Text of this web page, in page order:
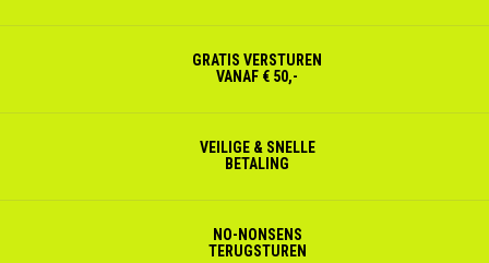
GRATIS VERSTUREN
VANAF € 50,-
VEILIGE & SNELLE
BETALING
NO-NONSENS
TERUGSTUREN